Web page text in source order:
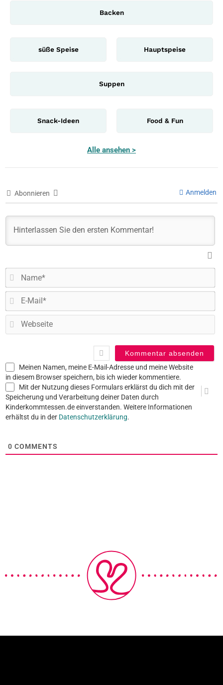
Backen
süße Speise Hauptspeise
Suppen
Snack-Ideen Food & Fun
Alle ansehen >
Abonnieren Anmelden
Meinen Namen, meine E-Mail-Adresse und meine Website
in diesem Browser speichern, bis ich wieder kommentiere.
Mit der Nutzung dieses Formulars erklärst du dich mit der
Speicherung und Verarbeitung deiner Daten durch
Kinderkommtessen.de einverstanden. Weitere Informationen
erhältst du in der Datenschutzerklärung.
0 COMMENTS